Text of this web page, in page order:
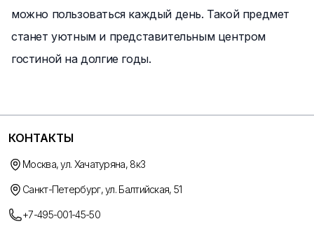
можно пользоваться каждый день. Такой предмет
станет уютным и представительным центром
гостиной на долгие годы.
КОНТАКТЫ
Москва, ул. Хачатуряна, 8к3
Санкт-Петербург, ул. Балтийская, 51
+7-495-001-45-50